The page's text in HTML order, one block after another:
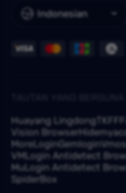
Indonesian
Huayang Lingdong TKFFF
Vision Browser
MoreLoginGemlogin
VMLogin Antidetect
MuLogin Antidetect
SpiderBox